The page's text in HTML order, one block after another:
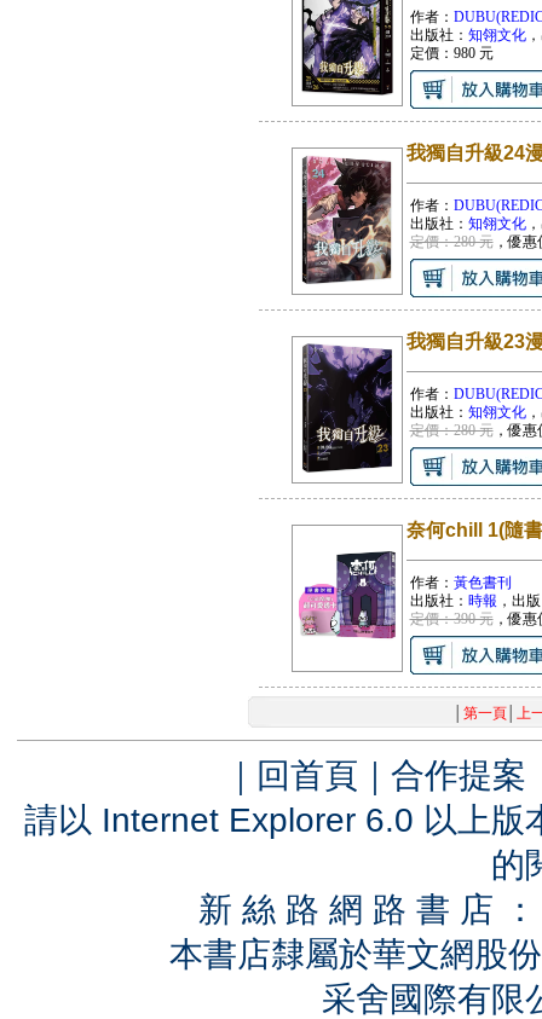
作者：
出版社： 知翎文化
定價： 980元
我獨自升級24
作者：
出版社： 知翎文化
定價：280 元，優惠
我獨自升級23
作者：
出版社： 知翎文化
定價：280 元，優惠
奈何chill 1(隨
作者： 黃色書刊
出版社： 時報 ，出
定價：390 元，優惠
第一頁│ 上
｜ 回首頁 ｜ 合作提案
請以 Internet Explorer 6.0 以上
的
新 絲 路 網 路 書 店
本書店隸屬於華文網股
采舍國際有